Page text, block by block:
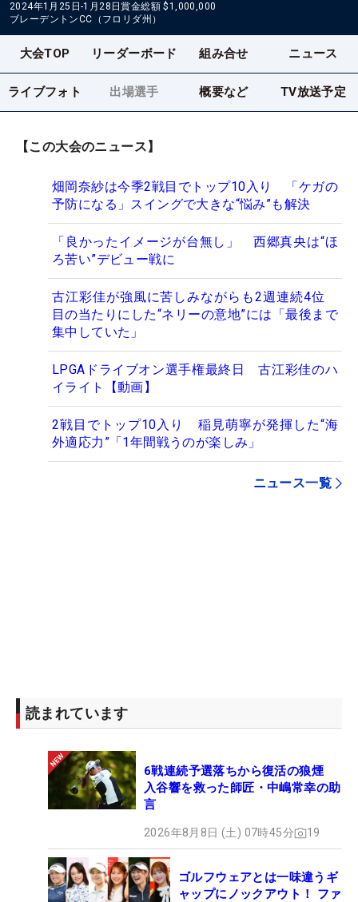
2024年1月25日-1月28日賞金総額 $1,000,000
ブレーデントンCC（フロリダ州）
大会TOP リーダーボード 組み合せ ニュース
ライブフォト 出場選手 概要など TV放送予定
【この大会のニュース】
畑岡奈紗は今季2戦目でトップ10入り 「ケガの
予防になる」スイングで大きな“悩み”も解決
「良かったイメージが台無し」 西郷真央は“ほ
ろ苦い”デビュー戦に
古江彩佳が強風に苦しみながらも2週連続4位
目の当たりにした“ネリーの意地”には「最後まで
集中していた」
LPGAドライブオン選手権最終日 古江彩佳のハ
イライト【動画】
2戦目でトップ10入り 稲見萌寧が発揮した“海
外適応力”「1年間戦うのが楽しみ」
ニュース一覧
読まれています
6戦連続予選落ちから復活の狼煙
入谷響を救った師匠・中嶋常幸の助
言
2026年8月8日 (土) 07時45分 19
ゴルフウェアとは一味違うギ
ャップにノックアウト！ ファ